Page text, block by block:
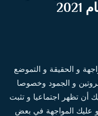
المواجهة و الحقيقة و التموضع
و الجمود وخصوصا
أن تظهر اجتماعيا و تثبت
المواجهة في بعض